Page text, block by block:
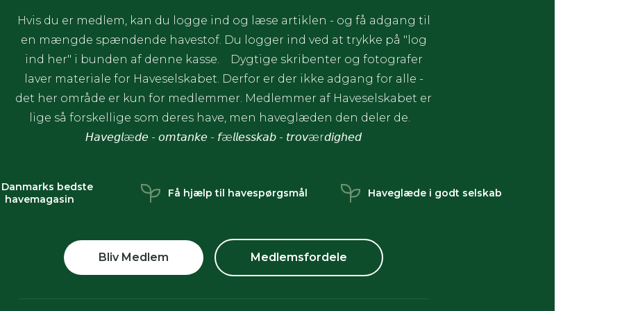
Hvis du er medlem, kan du logge ind og læse artiklen - og få adgang til
en mængde spændende havestof. Du logger ind ved at trykke på "log
ind her" i bunden af denne kasse. Dygtige skribenter og fotografer
laver materiale for Haveselskabet. Derfor er der ikke adgang for alle -
det her område er kun for medlemmer. Medlemmer af Haveselskabet er
lige så forskellige som deres have, men haveglæden den deler de.
𝘏𝘢𝘷𝘦𝘨𝘭æ𝘥𝘦 - 𝘰𝘮𝘵𝘢𝘯𝘬𝘦 - 𝘧æ𝘭𝘭𝘦𝘴𝘴𝘬𝘢𝘣 - 𝘵𝘳𝘰𝘷ær𝘥𝘪𝘨𝘩𝘦𝘥
Danmarks bedste
havemagasin
Få hjælp til havespørgsmål Haveglæde i godt selskab
Bliv Medlem Medlemsfordele